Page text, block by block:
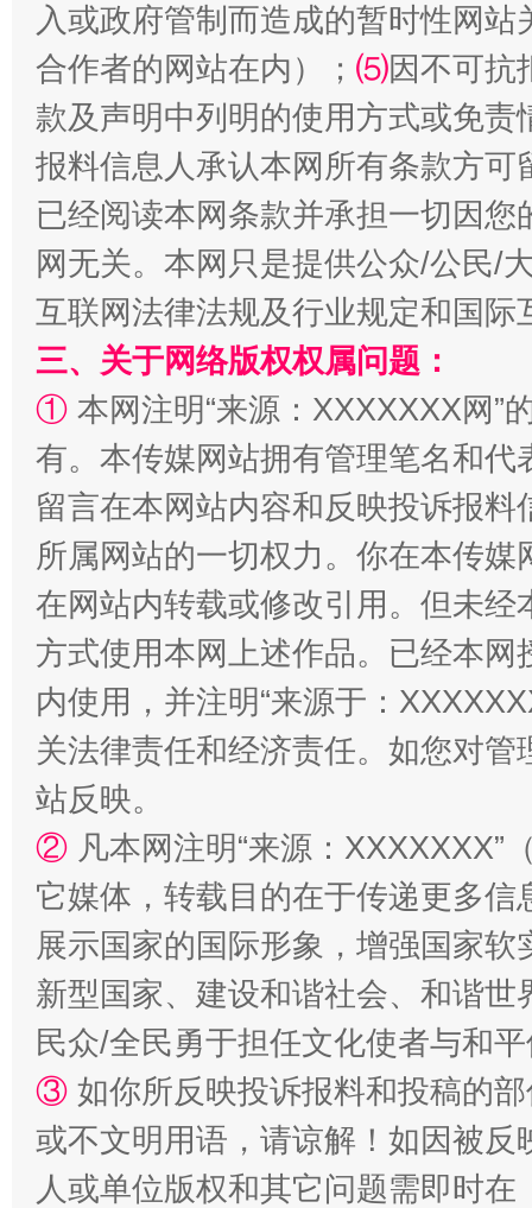
揭批美国五大"原罪" "炒
解纷+调解+退费，一次搞定
站台名比不上好声名
漫山遍野的桃花与雪山、麦地、白藏房 除
入或政府管制而造成的暂时性网
合作者的网站在内）； ⑸因不可抗
款及声明中列明的使用方式或免责
报料信息人承认本网所有条款方
已经阅读本网条款并承担一切因
网无关。本网只是提供公众/公民/
互联网法律法规及行业规定和国
三、关于网络版权权属问题：
① 本网注明“来源：XXXXXXX网”
有。本传媒网站拥有管理笔名和
留言在本网站内容和反映投诉报
所属网站的一切权力。你在本传
在网站内转载或修改引用。但未
方式使用本网上述作品。已经本
内使用，并注明“来源于：
关法律责任和经济责任。如您对
站反映。
② 凡本网注明“来源：
它媒体，转载目的在于传递更多
展示国家的国际形象，增强国家
新型国家、建设和谐社会、和谐
民众/全民勇于担任文化使者与和
③ 如你所反映投诉报料和投稿的
或不文明用语，请谅解！如因被
人或单位版权和其它问题需即时在